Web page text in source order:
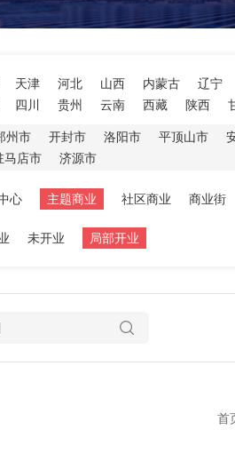
天津 河北 山西 内蒙古
辽宁
四川 贵州 云南 西藏 陕西
州市 开封市 洛阳市 平顶山市
马店市 济源市
心 主题商业 社区商业 商业街
未开业 局部开业
首